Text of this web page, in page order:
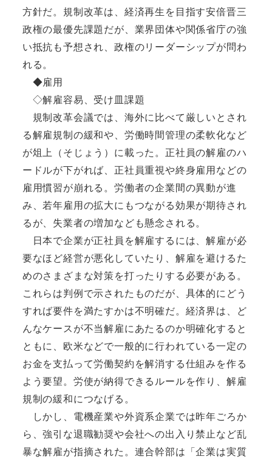
方針だ。規制改革は、経済再生を目指す安倍晋三
政権の最優先課題だが、業界団体や関係省庁の強
い抵抗も予想され、政権のリーダーシップが問わ
れる。
◆雇用
◇解雇容易、受け皿課題
規制改革会議では、海外に比べて厳しいとされ
る解雇規制の緩和や、労働時間管理の柔軟化など
が俎上（そじょう）に載った。正社員の解雇のハ
ードルが下がれば、正社員重視や終身雇用などの
雇用慣習が崩れる。労働者の企業間の異動が進
み、若年雇用の拡大にもつながる効果が期待され
るが、失業者の増加なども懸念される。
日本で企業が正社員を解雇するには、解雇が必
要なほど経営が悪化していたり、解雇を避けるた
めのさまざまな対策を打ったりする必要がある。
これらは判例で示されたものだが、具体的にどう
すれば要件を満たすかは不明確だ。経済界は、ど
んなケースが不当解雇にあたるのか明確化すると
ともに、欧米などで一般的に行われている一定の
お金を支払って労働契約を解消する仕組みを作る
よう要望。労使が納得できるルールを作り、解雇
規制の緩和につなげる。
しかし、電機産業や外資系企業では昨年ごろか
ら、強引な退職勧奨や会社への出入り禁止など乱
暴な解雇が指摘された。連合幹部は「企業は実質